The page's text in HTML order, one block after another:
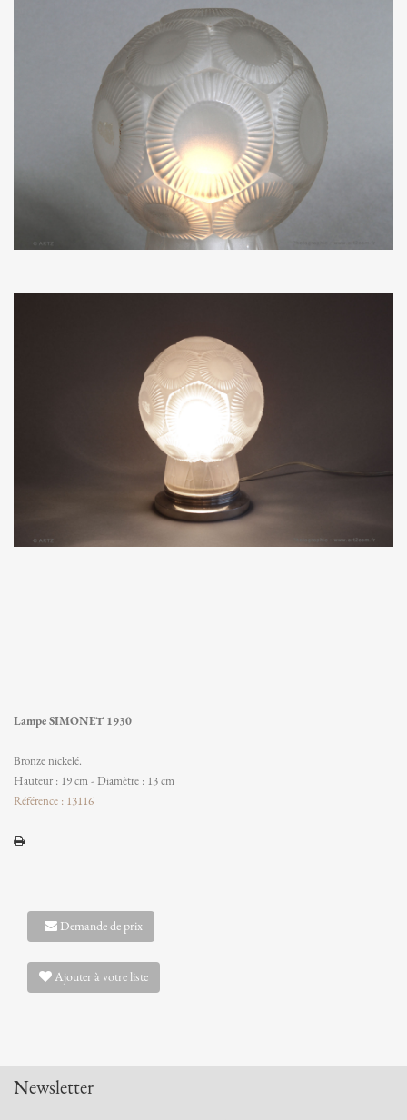
Lampe SIMONET 1930
Bronze nickelé.
Hauteur : 19 cm - Diamètre : 13 cm
Référence : 13116
Demande de prix
Ajouter à votre liste
Newsletter